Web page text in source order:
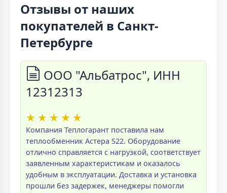
Отзывы от наших
покупателей в Санкт-
Петербурге
ООО "Альбатрос", ИНН
12312313
★ ★ ★ ★ ★
Компания Теплогарант поставила нам
теплообменник Астера S22. Оборудование
отлично справляется с нагрузкой, соответствует
заявленным характеристикам и оказалось
удобным в эксплуатации. Доставка и установка
прошли без задержек, менеджеры помогли